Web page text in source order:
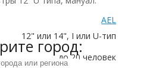
AEL
12" или 14", I или U-тип
до 20 человек
город: